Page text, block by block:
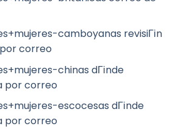
camboyanas revisiГіn
correo
chinas dГіnde
por correo
escocesas dГіnde
por correo